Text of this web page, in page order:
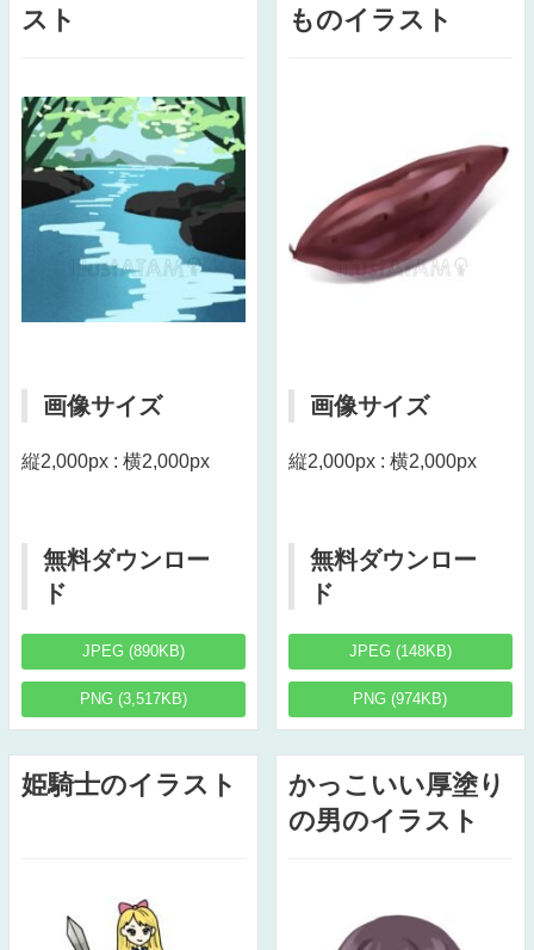
スト
画像サイズ
縦2,000px : 横2,000px
無料ダウンロー
ド
JPEG (890KB)
PNG (3,517KB)
ものイラスト
画像サイズ
縦2,000px : 横2,000px
無料ダウンロー
ド
JPEG (148KB)
PNG (974KB)
姫騎士のイラスト
かっこいい厚塗り
の男のイラスト